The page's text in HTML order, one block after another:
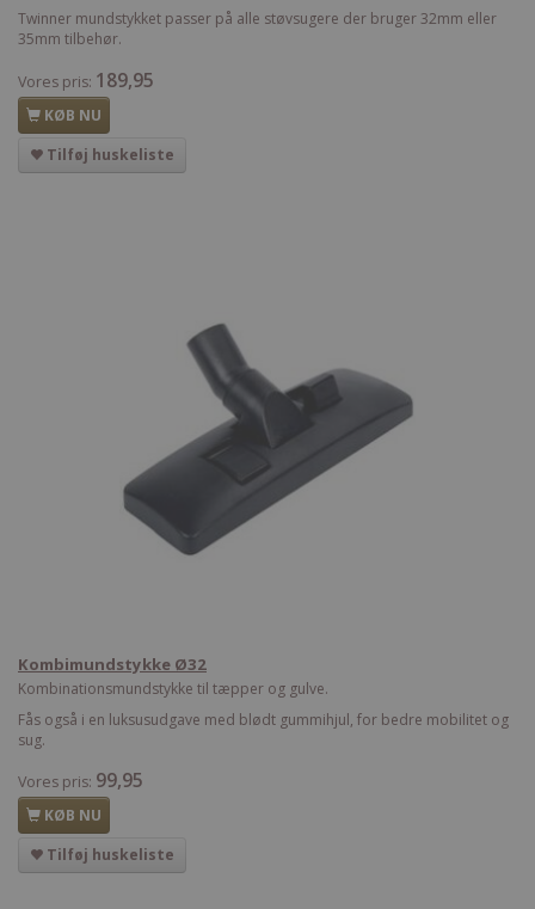
Twinner mundstykket passer på alle støvsugere der bruger 32mm eller
35mm tilbehør.
Vores pris: 189,95
KØB NU
Tilføj huskeliste
Kombimundstykke Ø32
Kombinationsmundstykke til tæpper og gulve.
Fås også i en luksusudgave med blødt gummihjul, for bedre mobilitet og
sug.
Vores pris: 99,95
KØB NU
Tilføj huskeliste